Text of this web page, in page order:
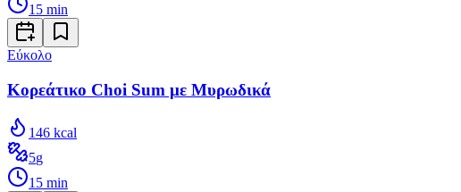
15 min
Εύκολο
Κορεάτικο Choi Sum με Μυρωδικά
146 kcal
5g
15 min